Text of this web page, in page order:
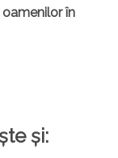
în
și: